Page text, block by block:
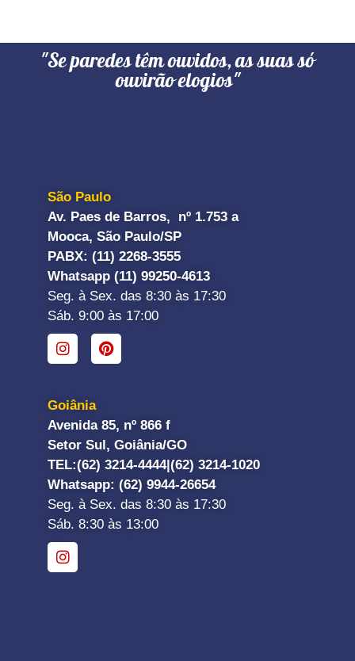
"Se paredes têm ouvidos, as suas só
ouvirão elogios"
São Paulo
Av. Paes de Barros, nº 1.753 a
Mooca, São Paulo/SP
PABX: (11) 2268-3555
Whatsapp (11) 99250-4613
Seg. à Sex. das 8:30 às 17:30
Sáb. 9:00 às 17:00
Goiânia
Avenida 85, nº 866 f
Setor Sul, Goiânia/GO
TEL:(62) 3214-4444|(62) 3214-1020
Whatsapp: (62) 9944-26654
Seg. à Sex. das 8:30 às 17:30
Sáb. 8:30 às 13:00